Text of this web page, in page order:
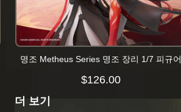
명조 Metheus Series 명조 장리 1/7 피규어
$126.00
더 보기